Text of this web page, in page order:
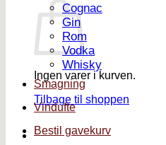
Ingen varer i kurven.
Tilbage til shoppen
Cognac
Gin
Rom
Vodka
Whisky
Smagning
Vindufte
Bestil gavekurv